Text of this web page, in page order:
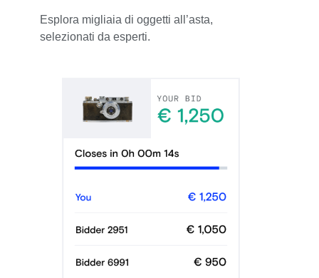
Esplora migliaia di oggetti all’asta,
selezionati da esperti.